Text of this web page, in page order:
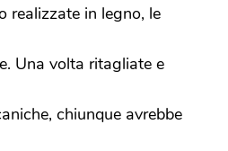
realizzate in legno, le
Una volta ritagliate e
chiunque avrebbe